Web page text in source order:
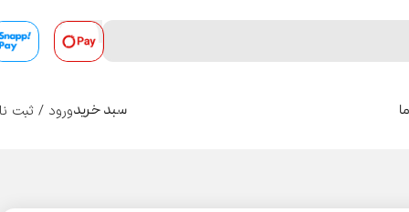
0
سبد خریدورود / ثبت